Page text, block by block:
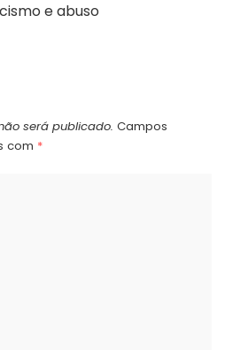
e abuso
será publicado. Campos
com *